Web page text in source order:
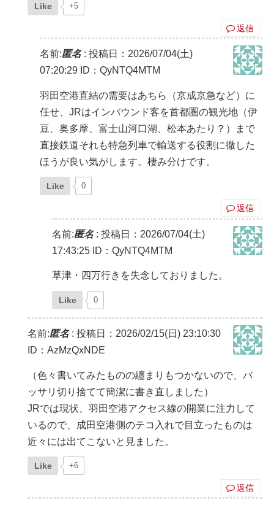
Like +5
返信
名前:匿名: 投稿日：2026/07/04(土)
07:20:29 ID：QyNTQ4MTM
羽田空港直結の需要はあちら（京成京急など）に
任せ、JRはインバウンド客を首都圏の観光地（伊
豆、奥多摩、富士山河口湖、松本あたり？）まで
直接鉄道それも特急列車で輸送する役割に徹した
ほうが良い気がします。棲み分けです。
Like 0
返信
名前:匿名: 投稿日：2026/07/04(土)
17:43:25 ID：QyNTQ4MTM
草津・四万行きを失念しておりました。
Like 0
名前:匿名: 投稿日：2026/02/15(日) 23:10:30
ID：AzMzQxNDE
（色々書いてみたものの纏まりもつかないので、バ
ッサリ切り捨てて簡潔に書き直しました）
JRでは現状、羽田空港アクセス線の開業に注力して
いるので、成田空港側のテコ入れで目立ったものは
近々には出てこないと見ました。
Like +6
返信